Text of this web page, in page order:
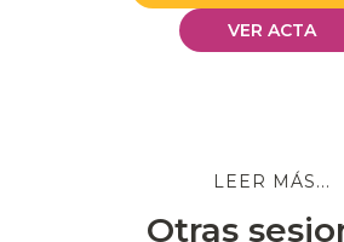
VER ACTA
LEER MÁS...
Otras